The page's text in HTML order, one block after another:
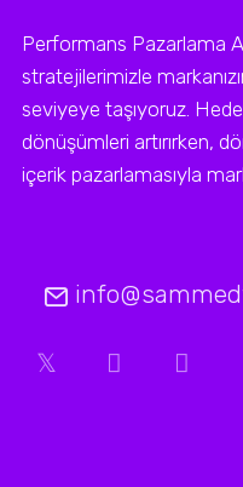
Performans Pazarlama
stratejilerimizle
seviyeye taşıyoruz.
dönüşümleri artırırken,
içerik pazarlamasıyla